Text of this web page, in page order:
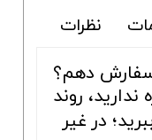
نظرات
سفارش دهم؟
روند
در غیر